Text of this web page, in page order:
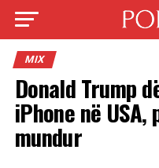
MIX
Donald Trump
iPhone në
mundur